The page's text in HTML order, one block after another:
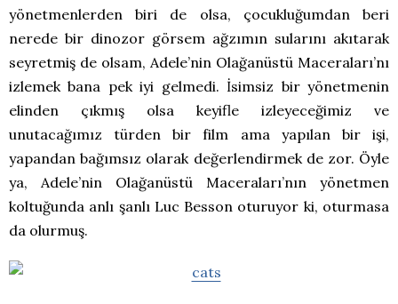
yönetmenlerden biri de olsa, çocukluğumdan beri
nerede bir dinozor görsem ağzımın sularını akıtarak
seyretmiş de olsam, Adele’nin Olağanüstü Maceraları’nı
izlemek bana pek iyi gelmedi. İsimsiz bir yönetmenin
elinden çıkmış olsa keyifle izleyeceğimiz ve
unutacağımız türden bir film ama yapılan bir işi,
yapandan bağımsız olarak değerlendirmek de zor. Öyle
ya, Adele’nin Olağanüstü Maceraları’nın yönetmen
koltuğunda anlı şanlı Luc Besson oturuyor ki, oturmasa
da olurmuş.